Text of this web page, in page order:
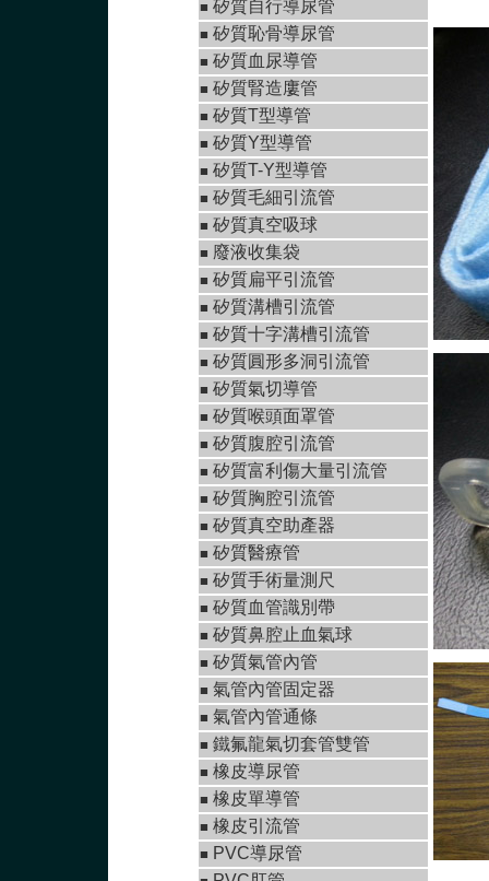
■ 矽質自行導尿管
■ 矽質恥骨導尿管
■ 矽質血尿導管
■ 矽質腎造廔管
■ 矽質T型導管
■ 矽質Y型導管
■ 矽質T-Y型導管
■ 矽質毛細引流管
■ 矽質真空吸球
■ 廢液收集袋
■ 矽質扁平引流管
■ 矽質溝槽引流管
■ 矽質十字溝槽引流管
■ 矽質圓形多洞引流管
■ 矽質氣切導管
■ 矽質喉頭面罩管
■ 矽質腹腔引流管
■ 矽質富利傷大量引流管
■ 矽質胸腔引流管
■ 矽質真空助產器
■ 矽質醫療管
■ 矽質手術量測尺
■ 矽質血管識別帶
■ 矽質鼻腔止血氣球
■ 矽質氣管內管
■ 氣管內管固定器
■ 氣管內管通條
■ 鐵氟龍氣切套管雙管
■ 橡皮導尿管
■ 橡皮單導管
■ 橡皮引流管
■ PVC導尿管